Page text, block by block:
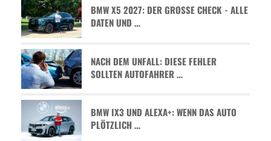
BMW X5 2027: DER GROSSE CHECK - ALLE D
ATEN UND …
NACH DEM UNFALL: DIESE FEHLER
SOLLTEN AUTOFAHRER …
BMW IX3 UND ALEXA+: WENN DAS AUTO
PLÖTZLICH …